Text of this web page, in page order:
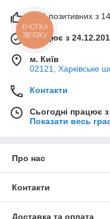
99% позитивних з
Працює з
м. Київ
02121, Харківське
Контакти
Сьогодні працює
Показати весь
Про нас
Контакти
Доставка та оплата
КНОПКА
ЗВ'ЯЗКУ